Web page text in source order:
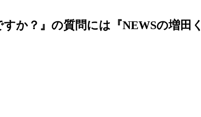
か？』の質問には『NEWSの増田